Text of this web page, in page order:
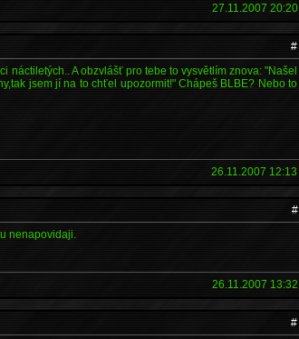
27.11.2007 20:20
#
náctiletých.. A obzvlášť pro tebe to vysvětlím znova: "Našel
jsem jí na to chťel upozormit!" Chápeš BLBE? Nebo to
26.11.2007 12:13
#
nenapovidaji.
26.11.2007 13:32
#